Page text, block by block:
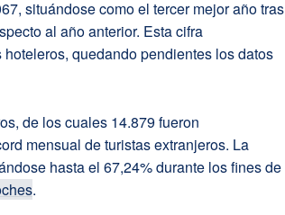
situándose como el tercer mejor año tras
al año anterior. Esta cifra
quedando pendientes los datos
de los cuales 14.879 fueron
mensual de turistas extranjeros. La
hasta el 67,24% durante los fines de
.